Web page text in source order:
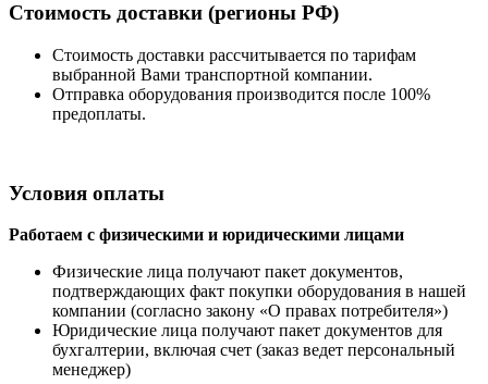
Стоимость доставки (регионы РФ)
Стоимость доставки рассчитывается по тарифам
выбранной Вами транспортной компании.
Отправка оборудования производится после 100%
предоплаты.
Условия оплаты
Работаем с физическими и юридическими лицами
Физические лица получают пакет документов,
подтверждающих факт покупки оборудования в нашей
компании (согласно закону «О правах потребителя»)
Юридические лица получают пакет документов для
бухгалтерии, включая счет (заказ ведет персональный
менеджер)